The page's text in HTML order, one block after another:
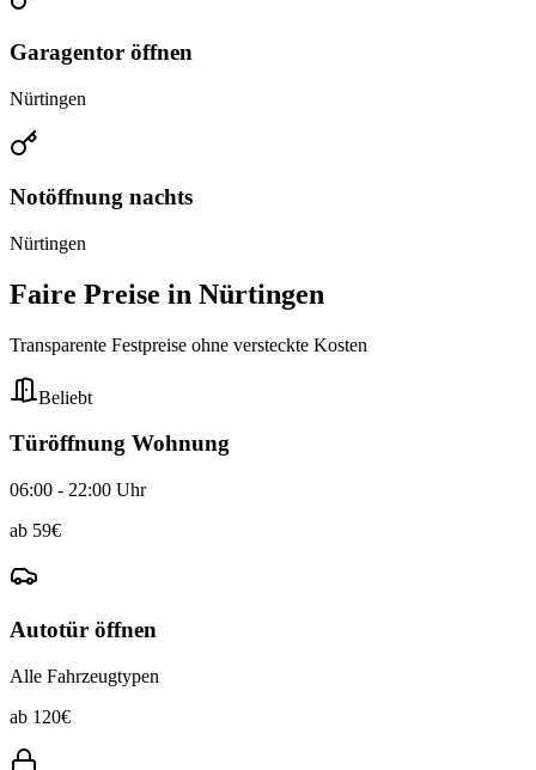
Garagentor öffnen
Nürtingen
Notöffnung nachts
Nürtingen
Faire Preise in Nürtingen
Transparente Festpreise ohne versteckte Kosten
Beliebt
Türöffnung Wohnung
06:00 - 22:00 Uhr
ab 59€
Autotür öffnen
Alle Fahrzeugtypen
ab 120€